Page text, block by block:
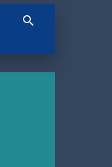
search